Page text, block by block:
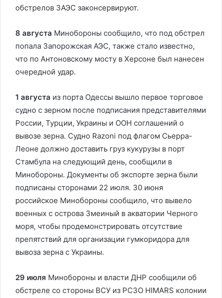
обстрелов ЗАЭС законсервируют.
8 августа Минобороны сообщило, что под обстрел
попала Запорожская АЭС, также стало известно,
что по Антоновскому мосту в Херсоне был нанесен
очередной удар.
1 августа из порта Одессы вышло первое торговое
судно с зерном после подписания представителями
России, Турции, Украины и ООН соглашений о
вывозе зерна. Судно Razoni под флагом Сьерра-
Леоне должно доставить груз кукурузы в порт
Стамбула на следующий день, сообщили в
Минобороны. Документы об экспорте зерна были
подписаны сторонами 22 июля. 30 июня
российское Минобороны сообщило, что вывело
военных с острова Змеиный в акватории Черного
моря, чтобы продемонстрировать отсутствие
препятствий для организации гумкоридора для
вывоза зерна с Украины.
29 июля Минобороны и власти ДНР сообщили об
обстреле со стороны ВСУ из РСЗО HIMARS колонии